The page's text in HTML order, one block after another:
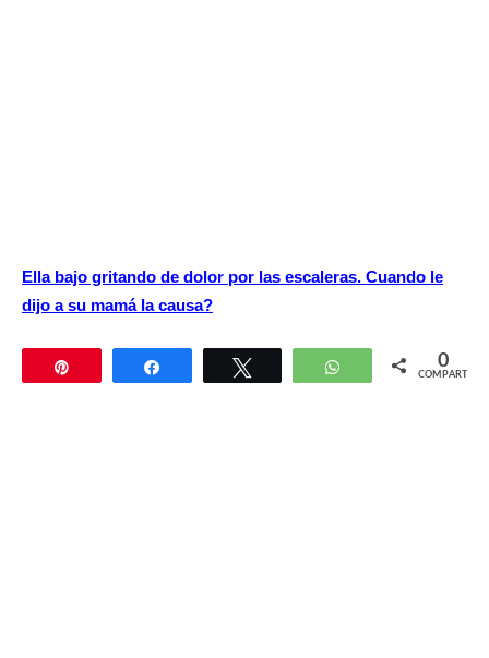
Ella bajo gritando de dolor por las escaleras. Cuando le
dijo a su mamá la causa?
Compartir WhatsApp 0
COMPARTIR